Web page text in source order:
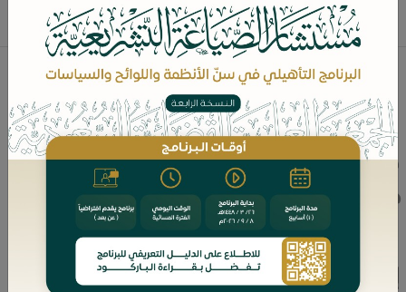
عبدالعزيز بن تركي ابن سيف
نبذه عن المؤلف